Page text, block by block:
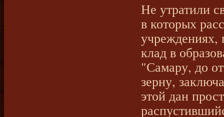
Не утратили
в которых
учреждениях,
клад в
"Самару, до
зерну,
этой дан